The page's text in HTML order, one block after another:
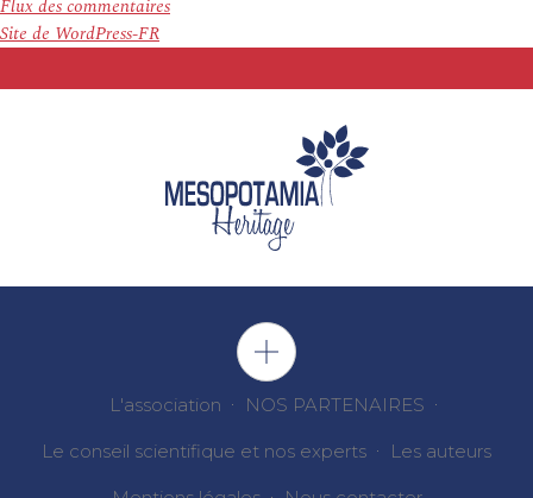
Flux des commentaires
Site de WordPress-FR
L'association NOS PARTENAIRES
Le conseil scientifique et nos experts Les auteurs